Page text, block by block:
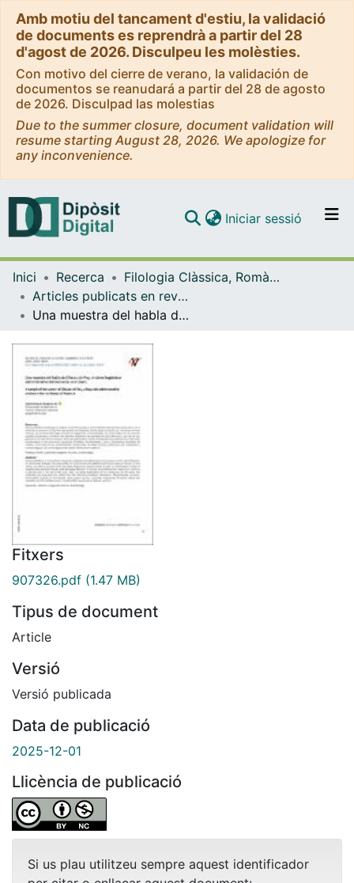
Amb motiu del tancament d'estiu, la validació
de documents es reprendrà a partir del 28
d'agost de 2026. Disculpeu les molèsties.
Con motivo del cierre de verano, la validación de
documentos se reanudará a partir del 28 de agosto
de 2026. Disculpad las molestias
Due to the summer closure, document validation will
resume starting August 28, 2026. We apologize for
any inconvenience.
Navega per tot el DD
Com publicar
Iniciar sessió (current)
Inici Recerca
Filologia Clàssica, Romànica i Semítica
Articles publicats en revistes (Filologia Clàssica, Romànica i Semítica)
Una muestra del habla de Olocau del Rey, enclave lingüísticoadministrativo del noroeste valenciano
Fitxers
907326.pdf (1.47 MB)
Tipus de document
Article
Versió
Versió publicada
Data de publicació
2025-12-01
Llicència de publicació
Si us plau utilitzeu sempre aquest identificador